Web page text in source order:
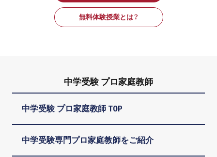
無料体験授業とは？
中学受験 プロ家庭教師
中学受験 プロ家庭教師 TOP
中学受験専門プロ家庭教師をご紹介